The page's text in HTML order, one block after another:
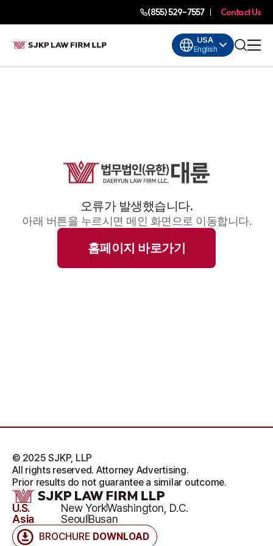
(855) 529-7557 Contact Us
USA
English
오류가 발생했습니다.
아래 버튼을 누르시면 메인 화면으로 이동합니다.
홈페이지 바로가기
BROCHURE DOWNLOAD
U.S. New YorkWashington, D.C.
Asia
SeoulBusan
© 2025 SJKP, LLP
All rights reserved. Attorney Advertising.
Prior results do not guarantee a similar outcome.